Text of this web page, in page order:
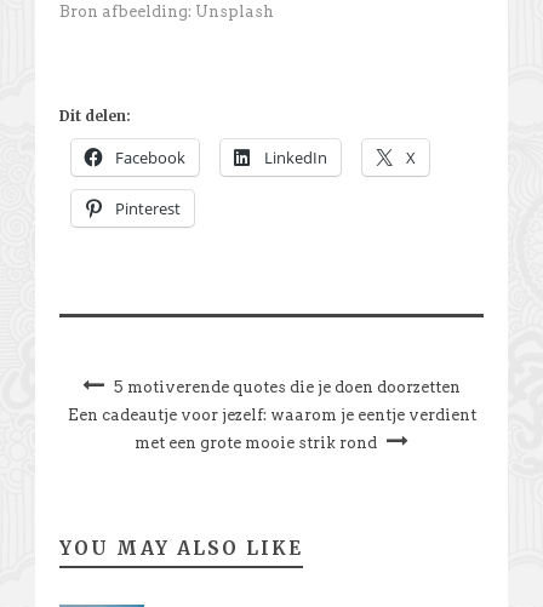
Bron afbeelding: Unsplash
Dit delen:
Facebook LinkedIn X
Pinterest
5 motiverende quotes die je doen doorzetten
Een cadeautje voor jezelf: waarom je eentje verdient
met een grote mooie strik rond
YOU MAY ALSO LIKE